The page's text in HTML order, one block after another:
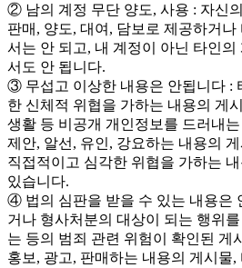
② 남의 계정 무단 양도, 사용 : 자신
판매, 양도, 대여, 담보로 제공하거나
서는 안 되고, 내 계정이 아닌 타인의
서도 안 됩니다.
③ 무섭고 이상한 내용은 안됩니다 :
한 신체적 위협을 가하는 내용의 게
생활 등 비공개 개인정보를 드러내
제안, 알선, 유인, 강요하는 내용의
직접적이고 심각한 위협을 가하는
있습니다.
④ 법의 심판을 받을 수 있는 내용은
거나 형사처분의 대상이 되는 행위
는 등의 범죄 관련 위험이 확인된 게
홍보, 광고, 판매하는 내용의 게시물